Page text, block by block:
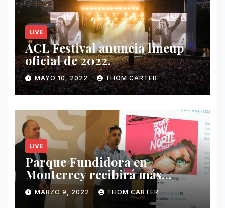
LIVE
ACL Festival anuncia lineup
oficial de 2022.
MAYO 10, 2022 THOM CARTER
LIVE
Parque Fundidora en
Monterrey recibirá más
ingresos por festivales de
Música.
MARZO 9, 2022 THOM CARTER